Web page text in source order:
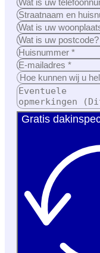
Gratis